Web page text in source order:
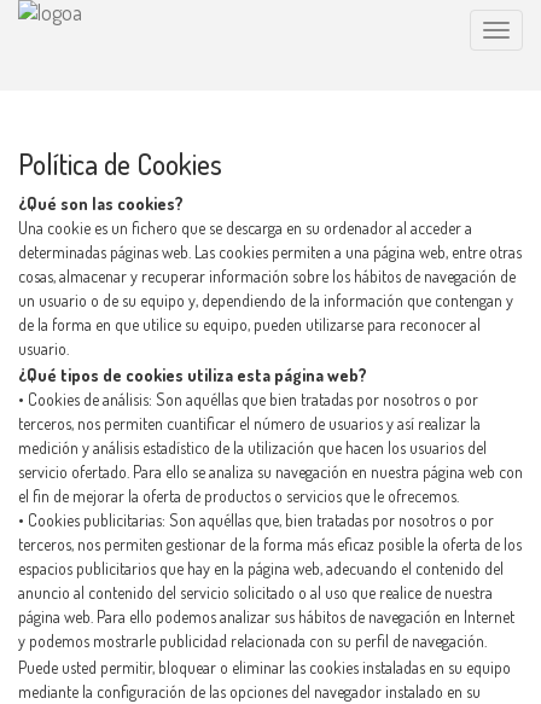
Toggle
Politica de Cookies
Política de Cookies
¿Qué son las cookies?
Una cookie es un fichero que se descarga en su ordenador al acceder a
determinadas páginas web. Las cookies permiten a una página web, entre otras
cosas, almacenar y recuperar información sobre los hábitos de navegación de
un usuario o de su equipo y, dependiendo de la información que contengan y
de la forma en que utilice su equipo, pueden utilizarse para reconocer al
usuario.
¿Qué tipos de cookies utiliza esta página web?
• Cookies de análisis: Son aquéllas que bien tratadas por nosotros o por
terceros, nos permiten cuantificar el número de usuarios y así realizar la
medición y análisis estadístico de la utilización que hacen los usuarios del
servicio ofertado. Para ello se analiza su navegación en nuestra página web con
el fin de mejorar la oferta de productos o servicios que le ofrecemos.
• Cookies publicitarias: Son aquéllas que, bien tratadas por nosotros o por
terceros, nos permiten gestionar de la forma más eficaz posible la oferta de los
espacios publicitarios que hay en la página web, adecuando el contenido del
anuncio al contenido del servicio solicitado o al uso que realice de nuestra
página web. Para ello podemos analizar sus hábitos de navegación en Internet
y podemos mostrarle publicidad relacionada con su perfil de navegación.
Puede usted permitir, bloquear o eliminar las cookies instaladas en su equipo
mediante la configuración de las opciones del navegador instalado en su